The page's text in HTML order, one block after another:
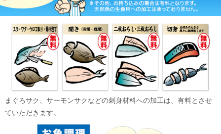
まぐろサク、サーモンサクなどの刺身材料への加工は、有料とさせ
ていただきます。